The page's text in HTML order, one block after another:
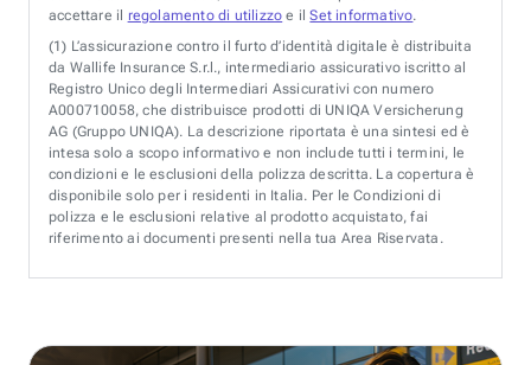
accettare il regolamento di utilizzo e ilSet informativo.
(1) L’assicurazione contro il furto d’identità digitale è distribuita
da Wallife Insurance S.r.l., intermediario assicurativo iscritto al
Registro Unico degli Intermediari Assicurativi con numero
A000710058, che distribuisce prodotti di UNIQA Versicherung
AG (Gruppo UNIQA). La descrizione riportata è una sintesi ed è
intesa solo a scopo informativo e non include tutti i termini, le
condizioni e le esclusioni della polizza descritta. La copertura è
disponibile solo per i residenti in Italia. Per le Condizioni di
polizza e le esclusioni relative al prodotto acquistato, fai
riferimento ai documenti presenti nella tua Area Riservata.